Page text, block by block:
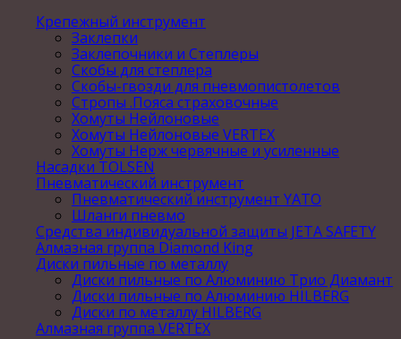
Крепежный инструмент
Заклепки
Заклепочники и Степлеры
Скобы для степлера
Скобы-гвозди для пневмопистолетов
Стропы .Пояса страховочные
Хомуты Нейлоновые
Хомуты Нейлоновые VERTEX
Хомуты Нерж червячные и усиленные
Насадки TOLSEN
Пневматический инструмент
Пневматический инструмент YATO
Шланги пневмо
Средства индивидуальной защиты JETA SAFETY
Алмазная группа Diamond King
Диски пильные по металлу
Диски пильные по Алюминию Трио Диамант
Диски пильные по Алюминию HILBERG
Диски по металлу HILBERG
Алмазная группа VERTEX